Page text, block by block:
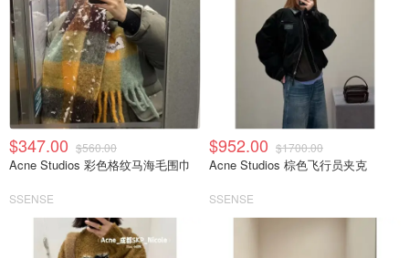
$347.00 $560.00
Acne Studios 彩色格纹马海毛围巾
SSENSE
$952.00 $1700.00
Acne Studios 棕色飞行员夹克
SSENSE